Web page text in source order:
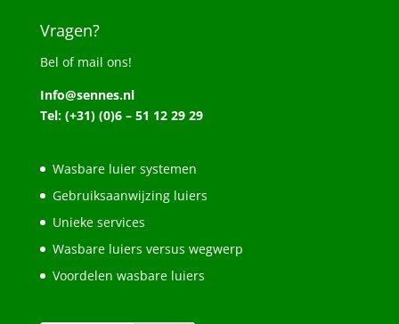
Vragen?
Bel of mail ons!
Info@sennes.nl
Tel: (+31) (0)6 – 51 12 29 29
Wasbare luier systemen
Gebruiksaanwijzing luiers
Unieke services
Wasbare luiers versus wegwerp
Voordelen wasbare luiers